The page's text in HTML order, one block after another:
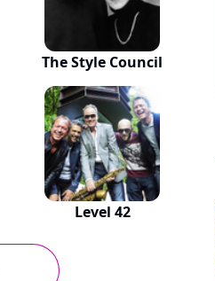
The Style Council
Level 42